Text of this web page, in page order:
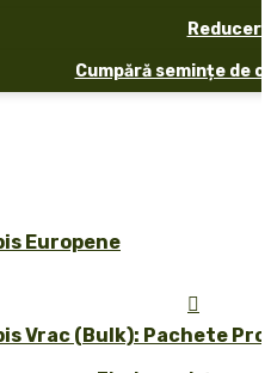
Reduceri
Cumpără semințe de
Europene
Vrac (Bulk): Pachete
